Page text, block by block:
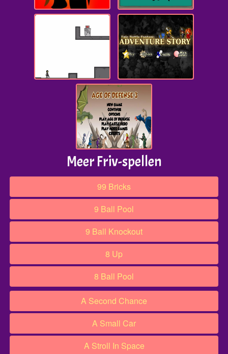
Meer Friv-spellen
99 Bricks
9 Ball Pool
9 Ball Knockout
8 Up
8 Ball Pool
A Second Chance
A Small Car
A Stroll In Space